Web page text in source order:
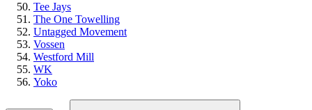
Tee Jays
The One Towelling
Untagged Movement
Vossen
Westford Mill
WK
Yoko